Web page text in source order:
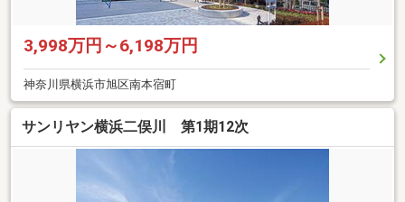
3,998万円～6,198万円
神奈川県横浜市旭区南本宿町
サンリヤン横浜二俣川 第1期12次